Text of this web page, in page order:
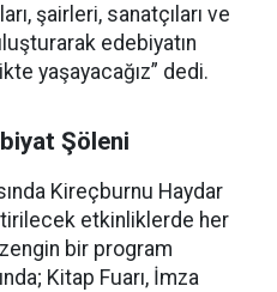
şairleri, sanatçıları ve
edebiyatın
yaşayacağız” dedi.
Şöleni
Kireçburnu Haydar
etkinliklerde her
bir program
Kitap Fuarı, İmza